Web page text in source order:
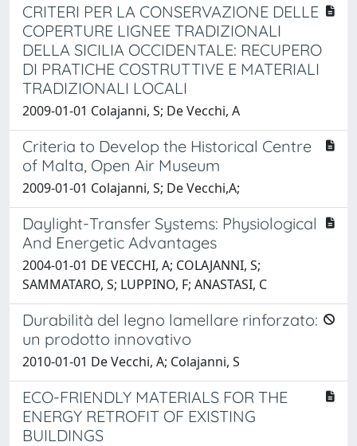
CRITERI PER LA CONSERVAZIONE DELLE
COPERTURE LIGNEE TRADIZIONALI
DELLA SICILIA OCCIDENTALE: RECUPERO
DI PRATICHE COSTRUTTIVE E MATERIALI
TRADIZIONALI LOCALI
2009-01-01 Colajanni, S; De Vecchi, A
Criteria to Develop the Historical Centre
of Malta, Open Air Museum
2009-01-01 Colajanni, S; De Vecchi,A;
Daylight-Transfer Systems: Physiological
And Energetic Advantages
2004-01-01 DE VECCHI, A; COLAJANNI, S;
SAMMATARO, S; LUPPINO, F; ANASTASI, C
Durabilità del legno lamellare rinforzato:
un prodotto innovativo
2010-01-01 De Vecchi, A; Colajanni, S
ECO-FRIENDLY MATERIALS FOR THE
ENERGY RETROFIT OF EXISTING
BUILDINGS